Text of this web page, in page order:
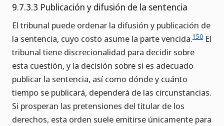
9.7.3.3 Publicación y difusión de la sentencia
El tribunal puede ordenar la difusión y publicación de
la sentencia, cuyo costo asume la parte vencida.150 El
tribunal tiene discrecionalidad para decidir sobre
esta cuestión, y la decisión sobre si es adecuado
publicar la sentencia, así como dónde y cuánto
tiempo se publicará, dependerá de las circunstancias.
Si prosperan las pretensiones del titular de los
derechos, esta orden suele emitirse únicamente para